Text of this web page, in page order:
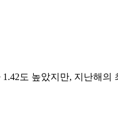
도 높았지만, 지난해의